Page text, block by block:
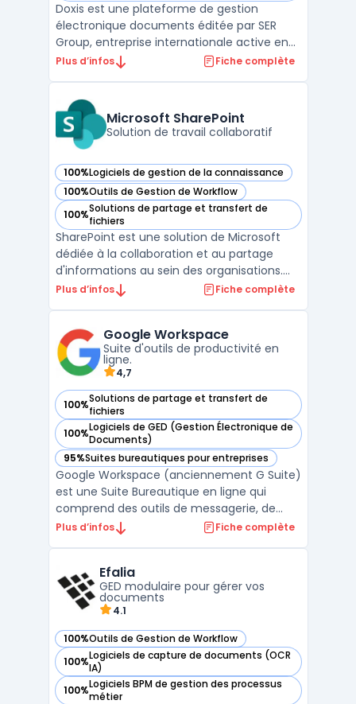
Doxis est une plateforme de gestion
électronique documents éditée par SER
Group, entreprise internationale active en
DMS / GED et ECM. Positionnée comme
les échanges et orchestre les processus
documentaires. SER Grou ...
Plus d’infos Fiche complète
Microsoft SharePoint
Solution de travail collaboratif
100%Logiciels de gestion de la connaissance
— voir Microsoft SharePoint dans cette catégorie
100%Outils de Gestion de Workflow
— voir Microsoft SharePoint dans cette catégorie
100%Solutions de partage et transfert de
fichiers
— voir Microsoft SharePoint dans cette catégorie
SharePoint est une solution de Microsoft
dédiée à la collaboration et au partage
d'informations au sein des organisations.
Elle permet de créer des sites d'équipe
partager des fichiers, des données, des
actualités et ...
Plus d’infos Fiche complète
Google Workspace
Suite d'outils de productivité en
ligne.
4,7
100%Solutions de partage et transfert de
fichiers
— voir Google Workspace dans cette catégorie
100%Logiciels de GED (Gestion Électronique de
Documents)
— voir Google Workspace dans cette catégorie
95%Suites bureautiques pour entreprises
— voir Google Workspace dans cette catégorie
Google Workspace (anciennement G Suite)
est une Suite Bureautique en ligne qui
comprend des outils de messagerie, de
stockage, de partage et de collaboration.
documents, des feuilles de calcul et des
présentations. Les ou ...
Plus d’infos Fiche complète
Efalia
GED modulaire pour gérer vos
documents
4.1
100%Outils de Gestion de Workflow
— voir Efalia dans cette catégorie
100%Logiciels de capture de documents (OCR
IA)
— voir Efalia dans cette catégorie
100%Logiciels BPM de gestion des processus
métier
— voir Efalia dans cette catégorie